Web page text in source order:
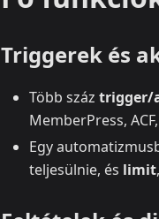
Triggerek és
Több száz trigger/
MemberPress,
Egy
teljesülnie, és limit